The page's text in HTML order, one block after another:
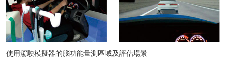
使用駕駛模擬器的腦功能量測區域及評估場景